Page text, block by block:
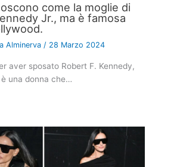
come la moglie di
Jr., ma è famosa
Alminerva/ 28 Marzo 2024
aver sposato Robert F. Kennedy,
una donna che…